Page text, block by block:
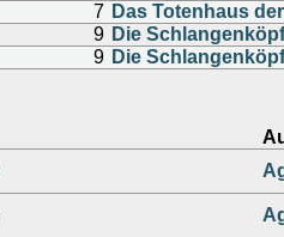
7 Das Totenhaus
9 Die
9 Die